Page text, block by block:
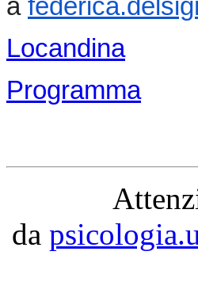
a
Locandina
Programma
da